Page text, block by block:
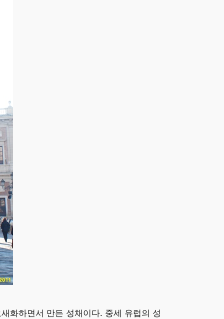
화하면서 만든 성채이다. 중세 유럽의 성